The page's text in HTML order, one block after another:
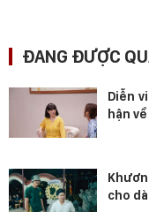
ĐANG ĐƯỢC
Diễn
hận
cho